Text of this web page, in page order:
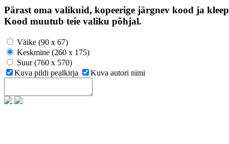
Pärast oma valikuid, kopeerige järgnev kood ja
Kood muutub teie valiku põhjal.
Väike (90 x 67)
Keskmine (260 x 175)
Suur (760 x 570)
Kuva pildi pealkirja
Kuva autori nimi